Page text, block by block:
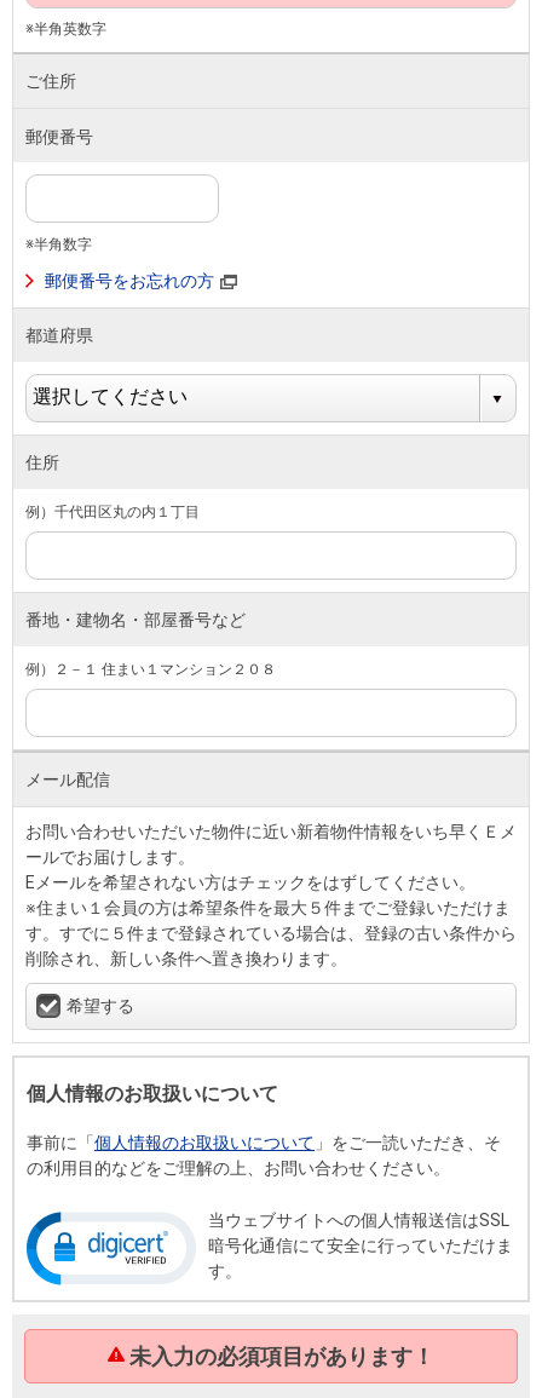
※半角英数字
ご住所
郵便番号
※半角数字
郵便番号をお忘れの方
都道府県
住所
例）千代田区丸の内１丁目
番地・建物名・部屋番号など
例）２－１ 住まい１マンション２０８
メール配信
お問い合わせいただいた物件に近い新着物件情報をいち早くＥメ
ールでお届けします。
Eメールを希望されない方はチェックをはずしてください。
※住まい１会員の方は希望条件を最大５件までご登録いただけま
す。すでに５件まで登録されている場合は、登録の古い条件から
削除され、新しい条件へ置き換わります。
希望する
個人情報のお取扱いについて
事前に「個人情報のお取扱いについて 」をご一読いただき、そ
の利用目的などをご理解の上、お問い合わせください。
当ウェブサイトへの個人情報送信はSSL
暗号化通信にて安全に行っていただけま
す。
未入力の必須項目があります！